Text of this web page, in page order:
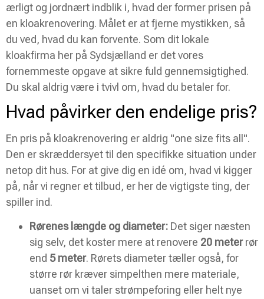
ærligt og jordnært indblik i, hvad der former prisen på
en kloakrenovering. Målet er at fjerne mystikken, så
du ved, hvad du kan forvente. Som dit lokale
kloakfirma her på Sydsjælland er det vores
fornemmeste opgave at sikre fuld gennemsigtighed.
Du skal aldrig være i tvivl om, hvad du betaler for.
Hvad påvirker den endelige pris?
En pris på kloakrenovering er aldrig "one size fits all".
Den er skræddersyet til den specifikke situation under
netop dit hus. For at give dig en idé om, hvad vi kigger
på, når vi regner et tilbud, er her de vigtigste ting, der
spiller ind.
Rørenes længde og diameter: Det siger næsten
sig selv, det koster mere at renovere 20 meterrør
end 5 meter. Rørets diameter tæller også, for
større rør kræver simpelthen mere materiale,
uanset om vi taler strømpeforing eller helt nye